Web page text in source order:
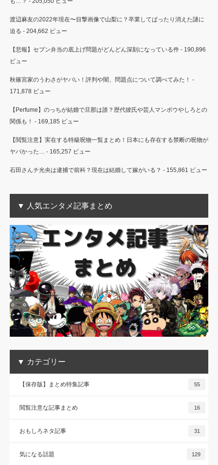
渡辺麻友の2022年現在〜目撃画像で山梨に？卒業してぱったり消えた謎に
迫る - 204,662 ビュー
【悲報】セブン弁当の底上げ問題がどんどん深刻になっている件 - 190,896
ビュー
秋篠宮家のうわさがヤバい！評判や闇、問題点について調べてみた！ -
171,878 ビュー
【Perfume】のっちが結婚で旦那は誰？歴代彼氏や芸人マンボウやしろとの
関係も！ - 169,185 ビュー
【閲覧注意】実在する特級呪物一覧まとめ！日本にも存在する禁断の呪物が
ヤバかった… - 165,257 ビュー
石田さんチ光央は逮捕で前科？現在は結婚して嫁がいる？ - 155,861 ビュー
▼ 人気エンタメ記事まとめ
▼ カテゴリー
【保存版】まとめ特集記事 55
閲覧注意な記事まとめ 16
おもしろネタ記事 31
気になる話題 129